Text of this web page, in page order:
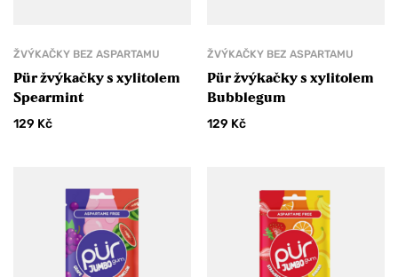
ŽVÝKAČKY BEZ ASPARTAMU
Pür žvýkačky s xylitolem
Spearmint
129 Kč
ŽVÝKAČKY BEZ ASPARTAMU
Pür žvýkačky s xylitolem
Bubblegum
129 Kč